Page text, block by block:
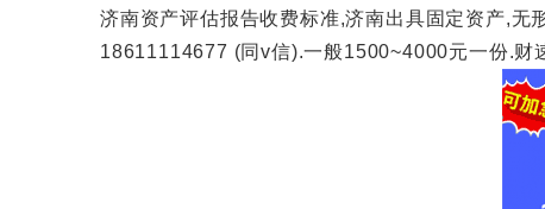
济南资产评估报告收费标准,济南出具固定资产,
18611114677 (同v信).一般1500~4000元一份.财